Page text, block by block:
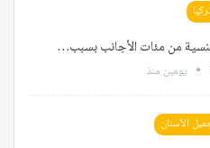
من مئات الأجانب بسبب…
يومين منذ
الأسنان